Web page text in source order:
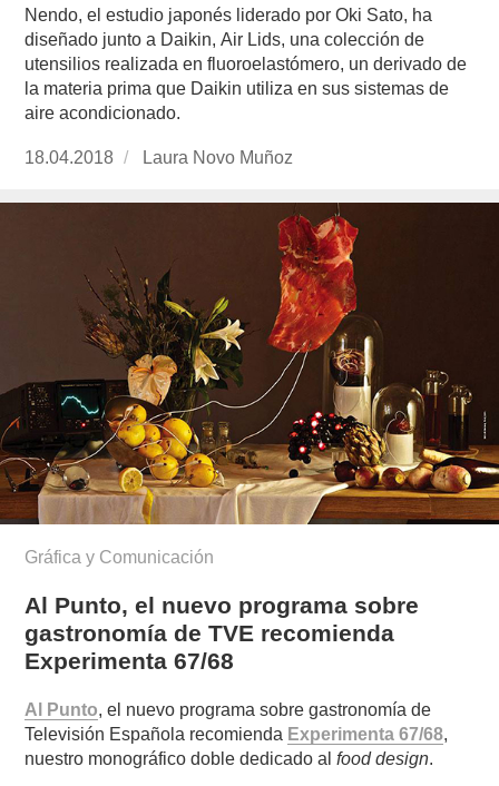
Nendo, el estudio japonés liderado por Oki Sato, ha
diseñado junto a Daikin, Air Lids, una colección de
utensilios realizada en fluoroelastómero, un derivado de
la materia prima que Daikin utiliza en sus sistemas de
aire acondicionado.
Publicado
18.04.2018
https://www.experimenta.es/author/laura-
Laura Novo Muñoz
Gráfica y Comunicación
Al Punto, el nuevo programa sobre
gastronomía de TVE recomienda
Experimenta 67/68
Al Punto, el nuevo programa sobre gastronomía de
Televisión Española recomienda Experimenta 67/68,
nuestro monográfico doble dedicado alfood design.